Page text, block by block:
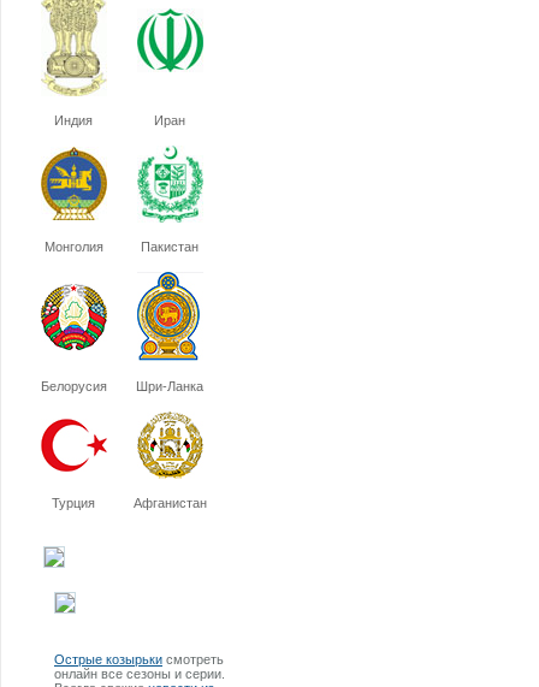
Индия Иран
Монголия Пакистан
Белорусия Шри-Ланка
Турция Афганистан
Острые козырьки смотреть
онлайн все сезоны и серии.